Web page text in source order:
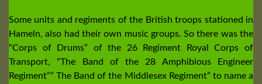
Some units and regiments of the British troops stationed in
Hameln, also had their own music groups. So there was the
“Corps of Drums” of the 26 Regiment Royal Corps of
Transport, “The Band of the 28 Amphibious Engineer
Regiment”” The Band of the Middlesex Regiment” to name a